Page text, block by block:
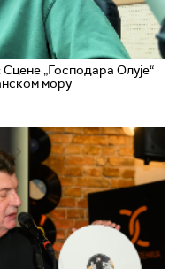
„Господара Олује“
мору